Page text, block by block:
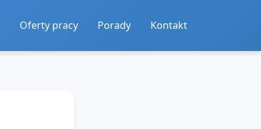
Oferty pracy Porady Kontakt